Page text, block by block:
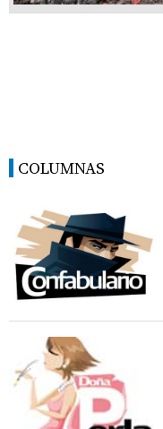
COLUMNAS